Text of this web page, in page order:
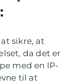
sikre, at
da det er
med en IP-
til at